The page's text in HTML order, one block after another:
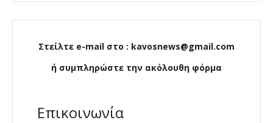
Στείλτε e-mail στο : kavosnews@gmail.com
ή συμπληρώστε την ακόλουθη φόρμα
Επικοινωνία